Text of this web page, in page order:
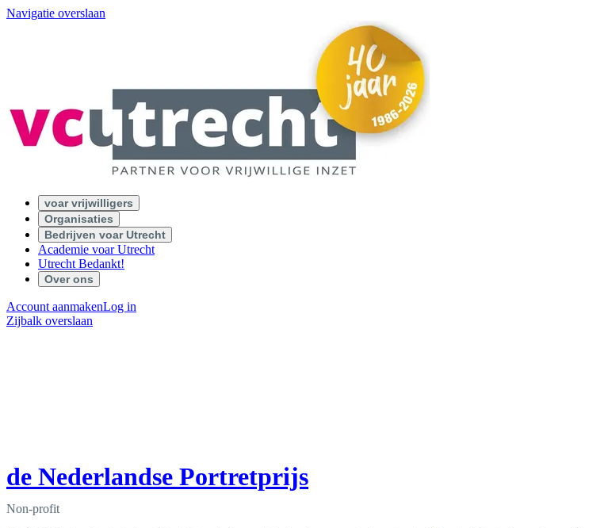
Navigatie overslaan
voar vrijwilligers
Organisaties
Bedrijven voar Utrecht
Academie voar Utrecht
Utrecht Bedankt!
Over ons
Account aanmakenLog in
Zijbalk overslaan
de Nederlandse Portretprijs
Non-profit